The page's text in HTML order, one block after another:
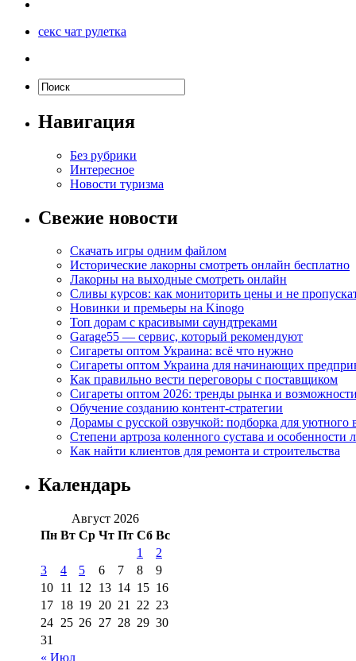
секс чат рулетка
Навигация
Без рубрики
Интересное
Новости туризма
Свежие новости
Скачать игры одним файлом
Исторические лакорны смотреть онлайн бесплатно
Лакорны на выходные смотреть онлайн
Сливы курсов: как мониторить цены и не
Новинки и премьеры на Kinogo
Топ дорам с красивыми саундтреками
Garage55 — сервис, который рекомендуют
Сигареты оптом Украина: всё что нужно
Сигареты оптом Украина для начинающих
Как правильно вести переговоры с поставщиком
Сигареты оптом 2026: тренды рынка и возможности
Обучение созданию контент-стратегии
Дорамы с русской озвучкой: подборка для уютного
Степени артроза коленного сустава и особенности
Как найти клиентов для ремонта и строительства
Календарь
Август 2026
Пн Вт Ср Чт Пт Сб Вс
« Июл
1
2
3
4 5 6 7 8
9
10 11 12 13 14 15 16
17 18 19 20 21 22 23
24 25 26 27 28 29 30
31